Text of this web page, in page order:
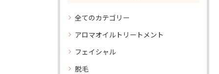
全てのカテゴリー
アロマオイルトリートメント
フェイシャル
脱毛